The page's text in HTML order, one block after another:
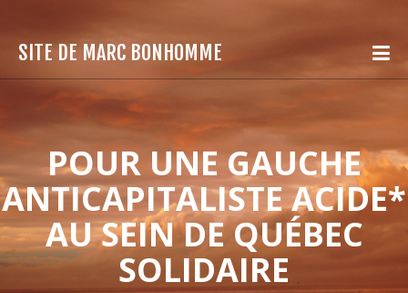
SITE DE MARC BONHOMME
POUR UNE GAUCHE
ANTICAPITALISTE ACIDE*
AU SEIN DE QUÉBEC
SOLIDAIRE